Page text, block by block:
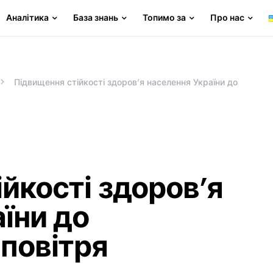
Аналітика База знань Топимо за Про нас
Підвищення стійкості здоров’я населення України до
здоров’я
до